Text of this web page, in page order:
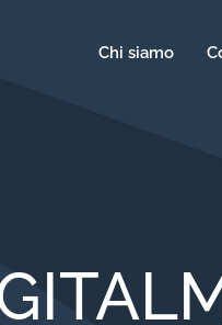
Chi siamo